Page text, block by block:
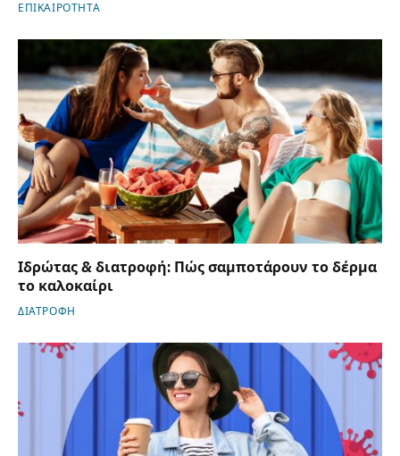
ΕΠΙΚΑΙΡΟΤΗΤΑ
Ιδρώτας & διατροφή: Πώς σαμποτάρουν το δέρμα
το καλοκαίρι
ΔΙΑΤΡΟΦΗ